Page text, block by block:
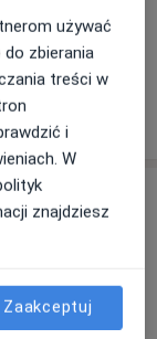
we
i
Wydziale
podyplomowy
na
używać
zbierania
treści w
i
W
znajdziesz
Zaakceptuj